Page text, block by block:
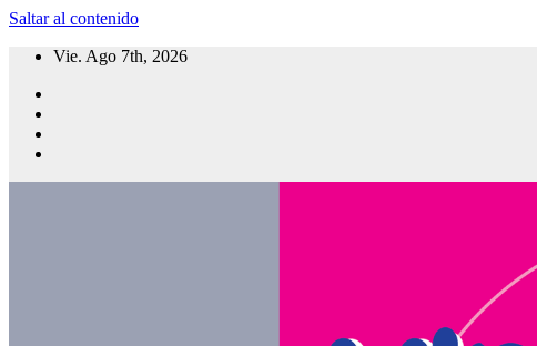
Saltar al contenido
Vie. Ago 7th, 2026